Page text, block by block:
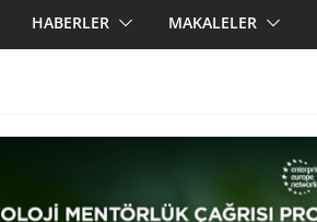
HABERLER MAKALELER